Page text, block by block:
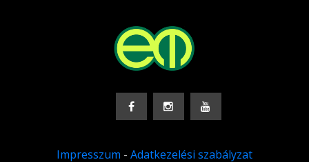
Impresszum - Adatkezelési szabályzat